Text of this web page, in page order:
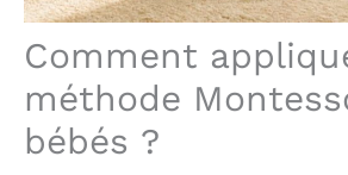
Comment
méthode
bébés ?